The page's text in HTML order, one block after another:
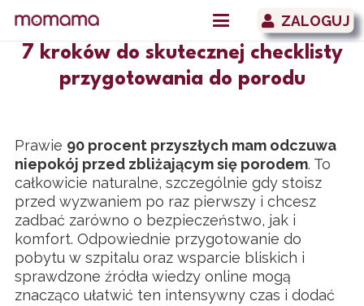
ZALOGUJ
7 kroków do skutecznej checklisty
przygotowania do porodu
Prawie 90 procent przyszłych mam odczuwa
niepokój przed zbliżającym się porodem. To
całkowicie naturalne, szczególnie gdy stoisz
przed wyzwaniem po raz pierwszy i chcesz
zadbać zarówno o bezpieczeństwo, jak i
komfort. Odpowiednie przygotowanie do
pobytu w szpitalu oraz wsparcie bliskich i
sprawdzone źródła wiedzy online mogą
znacząco ułatwić ten intensywny czas i dodać